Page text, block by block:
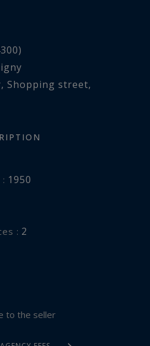
, Shopping street,
1950
: 2
to the seller